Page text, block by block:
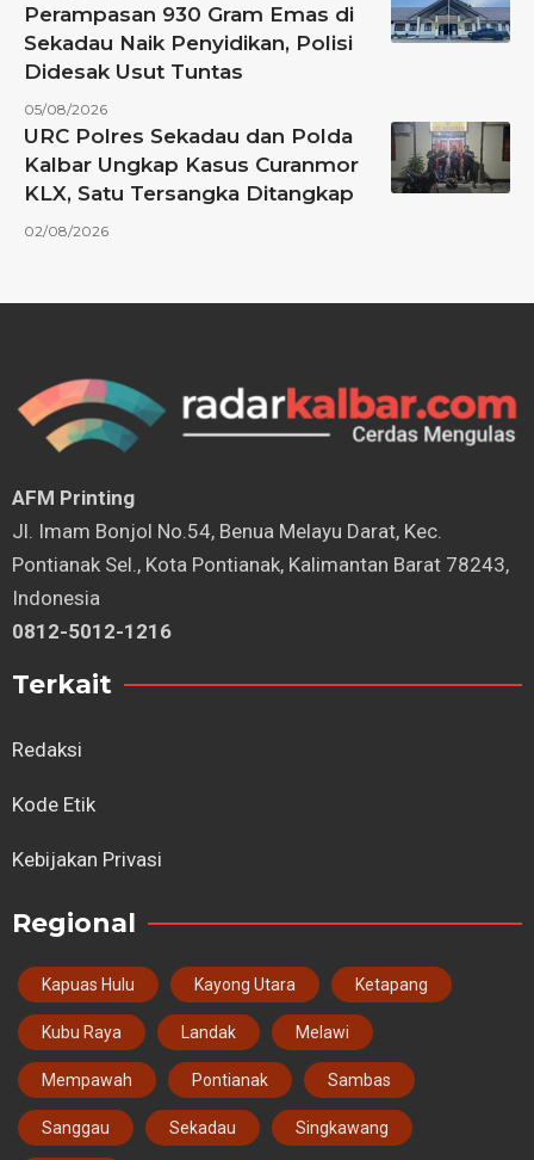
Perampasan 930 Gram Emas di
Sekadau Naik Penyidikan, Polisi
Didesak Usut Tuntas
05/08/2026
URC Polres Sekadau dan Polda
Kalbar Ungkap Kasus Curanmor
KLX, Satu Tersangka Ditangkap
02/08/2026
AFM Printing
⁠Jl. Imam Bonjol No.54, Benua Melayu Darat, Kec.
Pontianak Sel., Kota Pontianak, Kalimantan Barat 78243,
Indonesia
0812-5012-1216
Terkait
Redaksi
Kode Etik
Kebijakan Privasi
Regional
Kapuas Hulu Kayong Utara Ketapang
Kubu Raya Landak Melawi
Mempawah Pontianak Sambas
Sanggau Sekadau Singkawang